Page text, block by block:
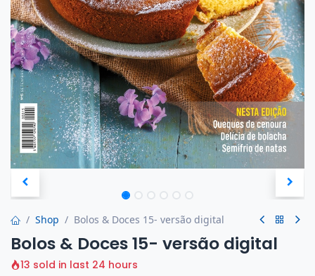
Shop Bolos & Doces 15- versão digital
Bolos & Doces 15- versão digital
13 sold in last 24 hours